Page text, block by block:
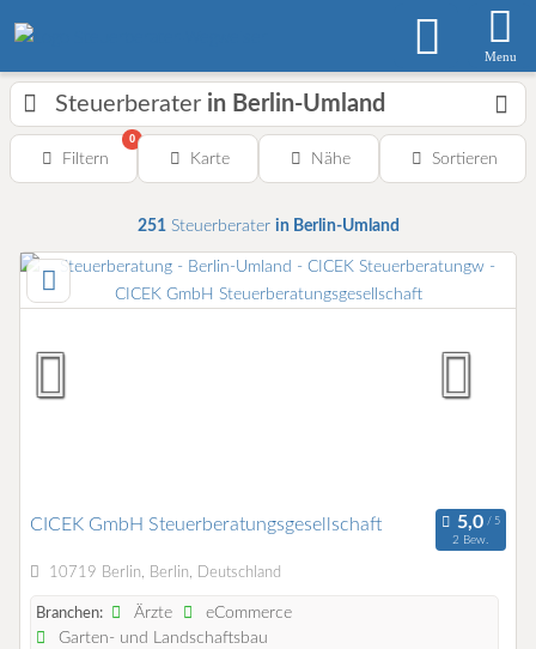
Menu
Steuerberater in Berlin-Umland
Filtern
0
Karte Nähe Sortieren
251Steuerberater in Berlin-Umland
CICEK GmbH Steuerberatungsgesellschaft
2 Bew.
10719 Berlin, Berlin, Deutschland
Branchen: Ärzte
eCommerce
Garten- und Landschaftsbau